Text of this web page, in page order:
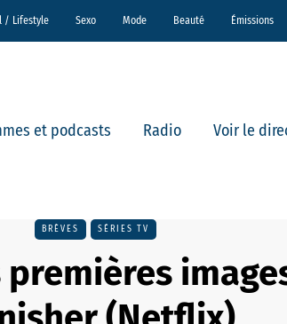
/ Lifestyle Sexo Mode Beauté Émissions
et podcasts Radio Voir le
BRÈVES SÉRIES TV